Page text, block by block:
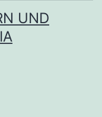
UND